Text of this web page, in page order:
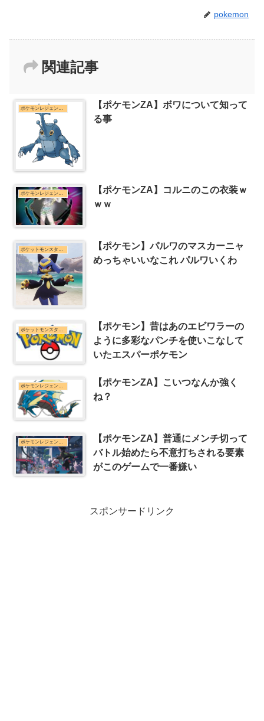
pokemon
関連記事
ポケモンレジェンズZ-Aまとめ
【ポケモンZA】ボワについて知って
る事
ポケモンレジェンズZ-Aまとめ
【ポケモンZA】コルニのこの衣装ｗ
ｗｗ
ポケットモンスターシリーズまとめ
【ポケモン】パルワのマスカーニャ
めっちゃいいなこれ パルワいくわ
ポケットモンスターシリーズまとめ
【ポケモン】昔はあのエビワラーの
ように多彩なパンチを使いこなして
いたエスパーポケモン
ポケモンレジェンズZ-Aまとめ
【ポケモンZA】こいつなんか強く
ね？
ポケモンレジェンズZ-Aまとめ
【ポケモンZA】普通にメンチ切って
バトル始めたら不意打ちされる要素
がこのゲームで一番嫌い
スポンサードリンク